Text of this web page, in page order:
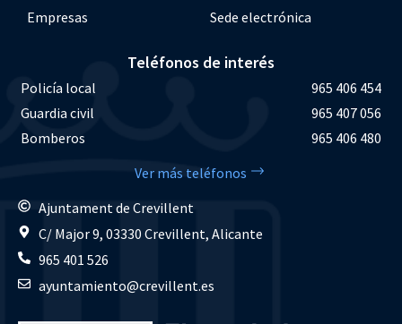
Empresas
Sede electrónica
Teléfonos de interés
Policía local
965 406 454
Guardia civil
965 407 056
Bomberos
965 406 480
Ver más teléfonos
Ajuntament de Crevillent
C/ Major 9, 03330 Crevillent, Alicante
965 401 526
ayuntamiento@crevillent.es